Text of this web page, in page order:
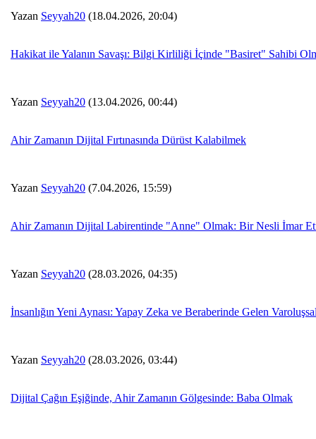
Yazan Seyyah20 (18.04.2026, 20:04)
Hakikat ile Yalanın Savaşı: Bilgi Kirliliği İçinde "Basiret" Sahibi
Yazan Seyyah20 (13.04.2026, 00:44)
Ahir Zamanın Dijital Fırtınasında Dürüst Kalabilmek
Yazan Seyyah20 (7.04.2026, 15:59)
Ahir Zamanın Dijital Labirentinde "Anne" Olmak: Bir Nesli İmar
Yazan Seyyah20 (28.03.2026, 04:35)
İnsanlığın Yeni Aynası: Yapay Zeka ve Beraberinde Gelen
Yazan Seyyah20 (28.03.2026, 03:44)
Dijital Çağın Eşiğinde, Ahir Zamanın Gölgesinde: Baba Olmak